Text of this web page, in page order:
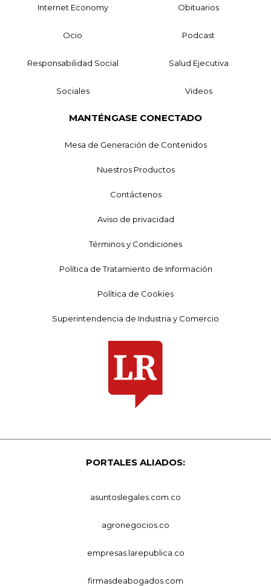
Internet Economy Obituarios
Ocio Podcast
Responsabilidad Social Salud Ejecutiva
Sociales Videos
MANTÉNGASE CONECTADO
Mesa de Generación de Contenidos
Nuestros Productos
Contáctenos
Aviso de privacidad
Términos y Condiciones
Política de Tratamiento de Información
Política de Cookies
Superintendencia de Industria y Comercio
PORTALES ALIADOS:
asuntoslegales.com.co
agronegocios.co
empresas.larepublica.co
firmasdeabogados.com